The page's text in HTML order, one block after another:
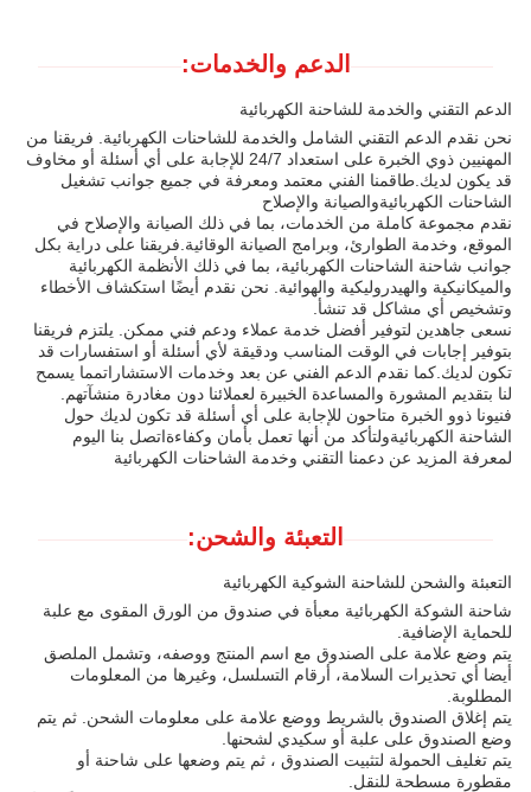
الدعم والخدمات:
الدعم التقني والخدمة للشاحنة الكهربائية
نحن نقدم الدعم التقني الشامل والخدمة للشاحنات الكهربائية. فريقنا من
المهنيين ذوي الخبرة على استعداد 24/7 للإجابة على أي أسئلة أو مخاوف
قد يكون لديك.طاقمنا الفني معتمد ومعرفة في جميع جوانب تشغيل
الشاحنات الكهربائيةوالصيانة والإصلاح
نقدم مجموعة كاملة من الخدمات، بما في ذلك الصيانة والإصلاح في
الموقع، وخدمة الطوارئ، وبرامج الصيانة الوقائية.فريقنا على دراية بكل
جوانب شاحنة الشاحنات الكهربائية، بما في ذلك الأنظمة الكهربائية
والميكانيكية والهيدروليكية والهوائية. نحن نقدم أيضًا استكشاف الأخطاء
وتشخيص أي مشاكل قد تنشأ.
نسعى جاهدين لتوفير أفضل خدمة عملاء ودعم فني ممكن. يلتزم فريقنا
بتوفير إجابات في الوقت المناسب ودقيقة لأي أسئلة أو استفسارات قد
تكون لديك.كما نقدم الدعم الفني عن بعد وخدمات الاستشاراتمما يسمح
لنا بتقديم المشورة والمساعدة الخبيرة لعملائنا دون مغادرة منشآتهم.
فنيونا ذوو الخبرة متاحون للإجابة على أي أسئلة قد تكون لديك حول
الشاحنة الكهربائيةولتأكد من أنها تعمل بأمان وكفاءةاتصل بنا اليوم
لمعرفة المزيد عن دعمنا التقني وخدمة الشاحنات الكهربائية
التعبئة والشحن:
التعبئة والشحن للشاحنة الشوكية الكهربائية
شاحنة الشوكة الكهربائية معبأة في صندوق من الورق المقوى مع علبة
للحماية الإضافية.
يتم وضع علامة على الصندوق مع اسم المنتج ووصفه، وتشمل الملصق
أيضا أي تحذيرات السلامة، أرقام التسلسل، وغيرها من المعلومات
المطلوبة.
يتم إغلاق الصندوق بالشريط ووضع علامة على معلومات الشحن. ثم يتم
وضع الصندوق على علبة أو سكيدي لشحنها.
يتم تغليف الحمولة لتثبيت الصندوق ، ثم يتم وضعها على شاحنة أو
مقطورة مسطحة للنقل.